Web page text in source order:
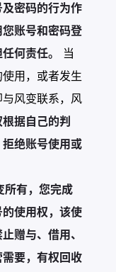
密码的行为作
账号和密码登
何责任。
当
用，或者发生
风变联系，风
据自己的判
绝账号使用或
所有，您完成
使用权，该使
赠与、借用、
要，有权回收